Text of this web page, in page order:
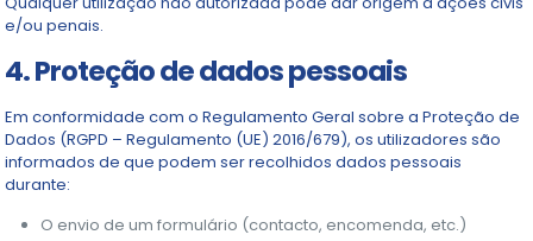
e/ou penais.
4. Proteção de dados pessoais
Em conformidade com o Regulamento Geral sobre a Proteção de
Dados (RGPD – Regulamento (UE) 2016/679), os utilizadores são
informados de que podem ser recolhidos dados pessoais
durante:
O envio de um formulário (contacto, encomenda, etc.)